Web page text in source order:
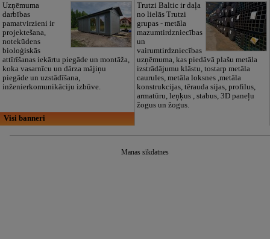
Uzņēmuma
darbības
pamatvirzieni ir
projektešana,
notekūdens
bioloģiskās
attīrīšanas iekārtu piegāde un montāža,
koka vasarnīcu un dārza mājiņu
piegāde un uzstādīšana,
inženierkomunikāciju izbūve.
Trutzi Baltic ir daļa
no lielās Trutzi
grupas - metāla
mazumtirdzniecības
un
vairumtirdzniecības
uzņēmuma, kas piedāvā plašu metāla
izstrādājumu klāstu, tostarp metāla
caurules, metāla loksnes ,metāla
konstrukcijas, tērauda sijas, profilus,
armatūru, leņķus , stabus, 3D paneļu
žogus un žogus.
Visi banneri
Manas sīkdatnes